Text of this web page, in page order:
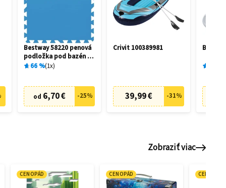
Bestway 58220 penová
podložka pod bazén 50
x 50 cm (9 ks)
66 % 1x
od 6,70 € -25%
Crivit 100389981
39,99 € -31%
Zobraziť viac
CENOPÁD CENOPÁD CENOPÁD